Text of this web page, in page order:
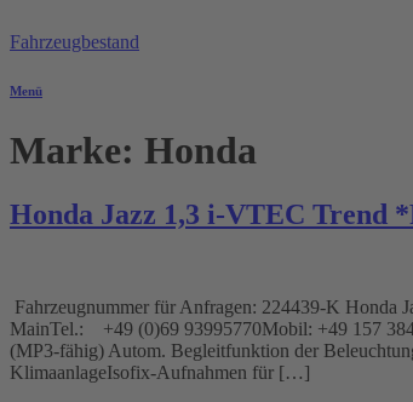
Inhalt
Fahrzeugbestand
Menü
Marke: Honda
Honda Jazz 1,3 i-VTEC Trend
Fahrzeugnummer für Anfragen: 224439-K Honda
MainTel.: +49 (0)69 93995770Mobil: +49 157
(MP3-fähig) Autom. Begleitfunktion der
KlimaanlageIsofix-Aufnahmen für […]